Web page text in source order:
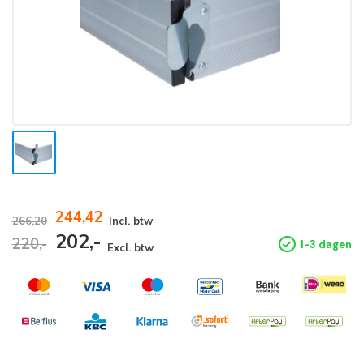
266,20 244,42 Incl. btw
220,- 202,- Excl. btw 1-3 dagen